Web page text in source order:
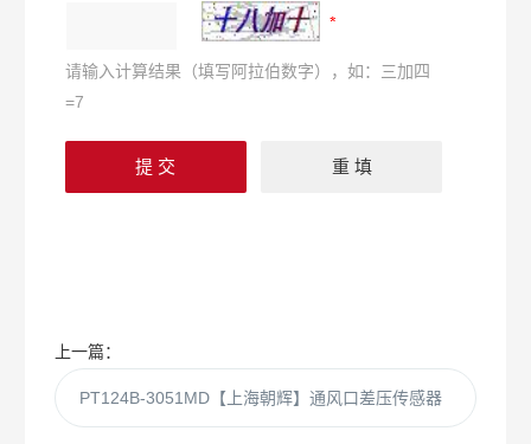
请输入计算结果（填写阿拉伯数字），如：三加四
=7
上一篇：
PT124B-3051MD【上海朝辉】通风口差压传感器